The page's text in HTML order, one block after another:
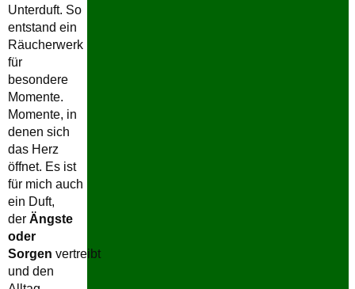
Unterduft. So
entstand ein
Räucherwerk
für
besondere
Momente.
Momente, in
denen sich
das Herz
öffnet. Es ist
für mich auch
ein Duft,
derÄngste
oder
Sorgen vertreibt
und den